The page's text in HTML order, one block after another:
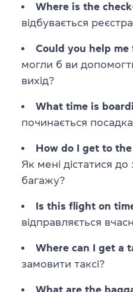
Where is the
відбувається
Could you help me
могли б ви
вихід?
What time is
починається
How do I get to
Як мені дістатися
багажу?
Is this flight on
відправляється
Where can I get a
замовити таксі?
What are the